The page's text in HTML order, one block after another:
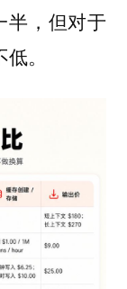
半，但对于
。